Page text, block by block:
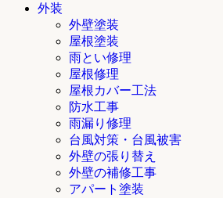
外装
外壁塗装
屋根塗装
雨とい修理
屋根修理
屋根カバー工法
防水工事
雨漏り修理
台風対策・台風被害
外壁の張り替え
外壁の補修工事
アパート塗装